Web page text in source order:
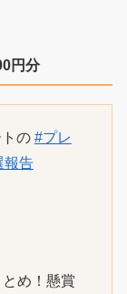
円分
の #プレ
報告
め！懸賞